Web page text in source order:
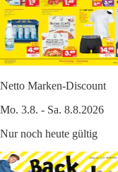
Netto Marken-Discount
Mo. 3.8. - Sa. 8.8.2026
Nur noch heute gültig